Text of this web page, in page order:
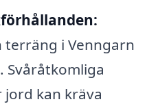
terräng i Venngarn
Svåråtkomliga
kan kräva